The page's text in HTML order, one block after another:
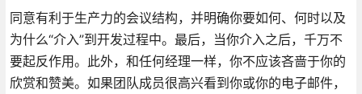
同意有利于生产力的会议结构，并明确你要如何、何时以及
为什么“介入”到开发过程中。最后，当你介入之后，千万不
要起反作用。此外，和任何经理一样，你不应该吝啬于你的
欣赏和赞美。如果团队成员很高兴看到你或你的电子邮件，